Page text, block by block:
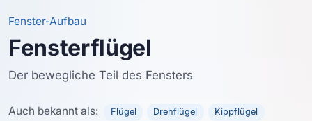
Fenster-Aufbau
Fensterflügel
Der bewegliche Teil des Fensters
Auch bekannt als: Flügel Drehflügel Kippflügel